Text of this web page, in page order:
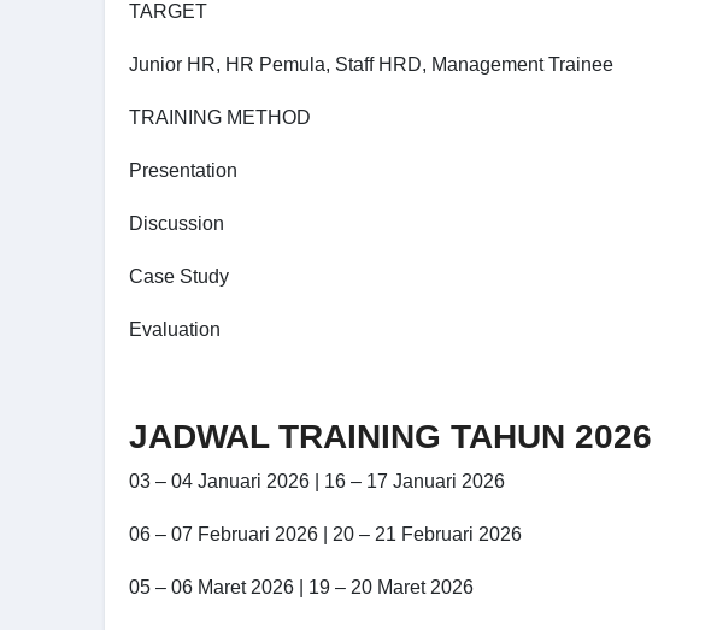
TARGET
Junior HR, HR Pemula, Staff HRD, Management Trainee
TRAINING METHOD
Presentation
Discussion
Case Study
Evaluation
JADWAL TRAINING TAHUN 2026
03 – 04 Januari 2026 | 16 – 17 Januari 2026
06 – 07 Februari 2026 | 20 – 21 Februari 2026
05 – 06 Maret 2026 | 19 – 20 Maret 2026